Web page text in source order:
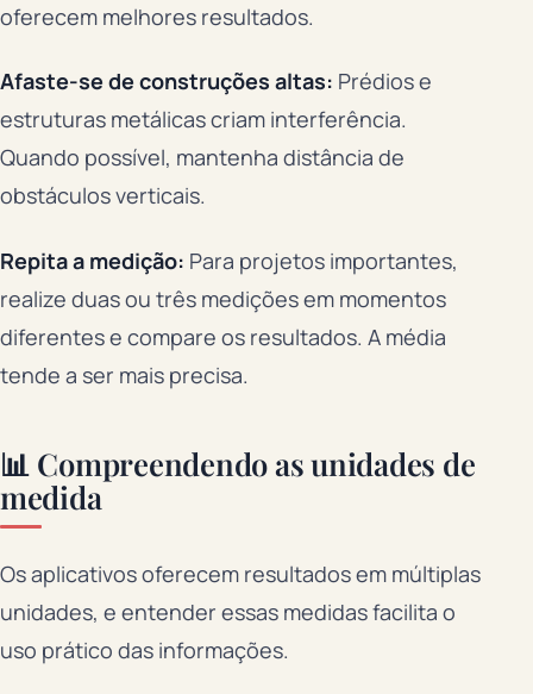
oferecem melhores resultados.
Afaste-se de construções altas: Prédios e
estruturas metálicas criam interferência.
Quando possível, mantenha distância de
obstáculos verticais.
Repita a medição: Para projetos importantes,
realize duas ou três medições em momentos
diferentes e compare os resultados. A média
tende a ser mais precisa.
📊 Compreendendo as unidades de
medida
Os aplicativos oferecem resultados em múltiplas
unidades, e entender essas medidas facilita o
uso prático das informações.